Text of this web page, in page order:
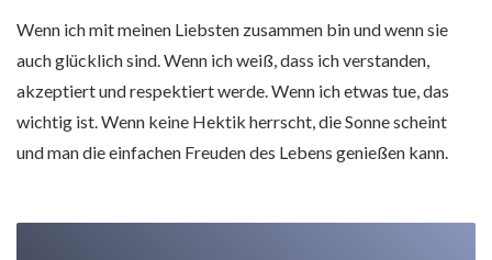
Wenn ich mit meinen Liebsten zusammen bin und wenn sie
auch glücklich sind. Wenn ich weiß, dass ich verstanden,
akzeptiert und respektiert werde. Wenn ich etwas tue, das
wichtig ist. Wenn keine Hektik herrscht, die Sonne scheint
und man die einfachen Freuden des Lebens genießen kann.